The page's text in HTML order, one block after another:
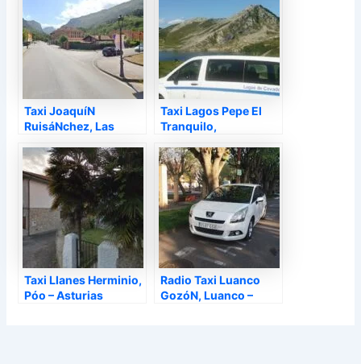
Taxi JoaquíN
RuisáNchez, Las
Taxi Lagos Pepe El
Tranquilo,
Asturias
Taxi Llanes Herminio,
Póo – Asturias
Radio Taxi Luanco
GozóN, Luanco –